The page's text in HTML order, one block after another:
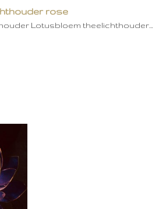
rose
Lotusbloem theelichthouder…